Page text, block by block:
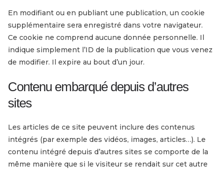
En modifiant ou en publiant une publication, un cookie
supplémentaire sera enregistré dans votre navigateur.
Ce cookie ne comprend aucune donnée personnelle. Il
indique simplement l’ID de la publication que vous venez
de modifier. Il expire au bout d’un jour.
Contenu embarqué depuis d’autres
sites
Les articles de ce site peuvent inclure des contenus
intégrés (par exemple des vidéos, images, articles…). Le
contenu intégré depuis d’autres sites se comporte de la
même manière que si le visiteur se rendait sur cet autre